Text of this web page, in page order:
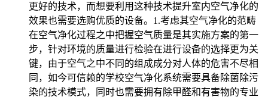
更好的技术，而想要利用这种技术提升室内空气净化的
效果也需要选购优质的设备。1.考虑其空气净化的范畴
在空气净化过程之中把握空气质量是其实施方案的第一
步，针对环境的质量进行检验在进行设备的选择更为关
键，由于空气之中不同的组成成分对人体的危害不尽相
同，如今可信赖的学校空气净化系统需要具备除菌除污
染的技术模式，同时也需要拥有除甲醛和有害物的专业